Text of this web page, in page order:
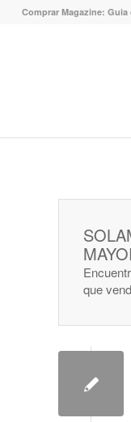
Comprar Magazine:
que